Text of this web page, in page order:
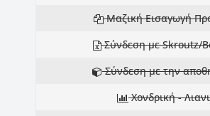
Μαζική Εισαγωγή
Σύνδεση με Skroutz/
Σύνδεση με την
Χονδρική -